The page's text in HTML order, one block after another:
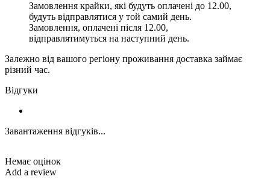
Замовлення крайки, які будуть оплачені до 12.00,
будуть відправлятися у той самий день.
Замовлення, оплачені після 12.00,
відправлятимуться на наступний день.
Залежно від вашого регіону проживання доставка займає
різний час.
Відгуки
Завантаження відгуків...
Немає оцінок
Add a review